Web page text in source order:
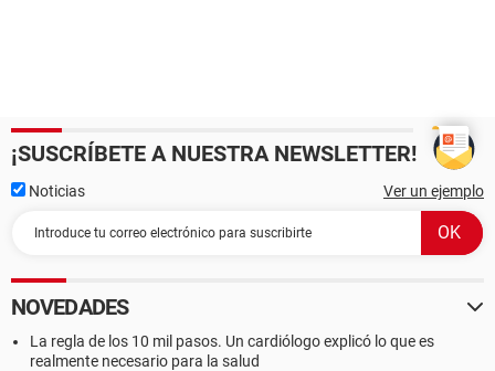
¡SUSCRÍBETE A NUESTRA NEWSLETTER!
Noticias Ver un ejemplo
NOVEDADES
La regla de los 10 mil pasos. Un cardiólogo explicó lo que es
realmente necesario para la salud